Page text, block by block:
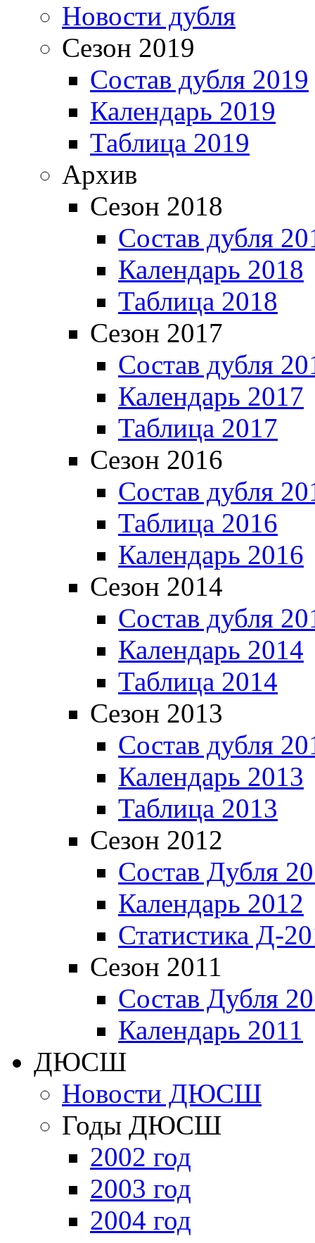
Новости дубля
Сезон 2019
Состав дубля 2019
Календарь 2019
Таблица 2019
Архив
Сезон 2018
Состав дубля
Календарь 2018
Таблица 2018
Сезон 2017
Состав дубля
Календарь 2017
Таблица 2017
Сезон 2016
Состав дубля
Таблица 2016
Календарь 2016
Сезон 2014
Состав дубля
Календарь 2014
Таблица 2014
Сезон 2013
Состав дубля
Календарь 2013
Таблица 2013
Сезон 2012
Состав Дубля
Календарь 2012
Статистика Д-
Сезон 2011
Состав Дубля
Календарь 2011
ДЮСШ
Новости ДЮСШ
Годы ДЮСШ
2002 год
2003 год
2004 год